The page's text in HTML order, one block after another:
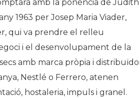
amb la ponència de Judith
1963 per Josep Maria Viader,
qui va prendre el relleu
i el desenvolupament de la
amb marca pròpia i
Nestlé o Ferrero, atenen
hostaleria, impuls i granel.